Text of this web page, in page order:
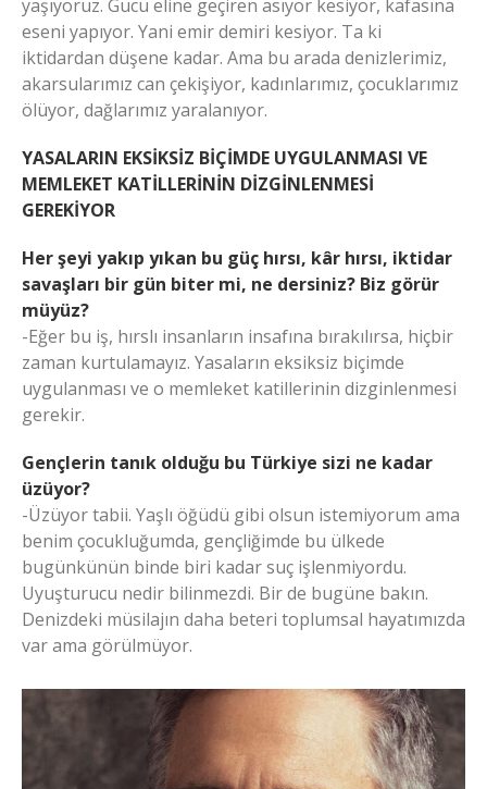
yaşıyoruz. Gücü eline geçiren asıyor kesiyor, kafasına
eseni yapıyor. Yani emir demiri kesiyor. Ta ki
iktidardan düşene kadar. Ama bu arada denizlerimiz,
akarsularımız can çekişiyor, kadınlarımız, çocuklarımız
ölüyor, dağlarımız yaralanıyor.
YASALARIN EKSİKSİZ BİÇİMDE UYGULANMASI VE
MEMLEKET KATİLLERİNİN DİZGİNLENMESİ
GEREKİYOR
Her şeyi yakıp yıkan bu güç hırsı, kâr hırsı, iktidar
savaşları bir gün biter mi, ne dersiniz? Biz görür
müyüz?
-Eğer bu iş, hırslı insanların insafına bırakılırsa, hiçbir
zaman kurtulamayız. Yasaların eksiksiz biçimde
uygulanması ve o memleket katillerinin dizginlenmesi
gerekir.
Gençlerin tanık olduğu bu Türkiye sizi ne kadar
üzüyor?
-Üzüyor tabii. Yaşlı öğüdü gibi olsun istemiyorum ama
benim çocukluğumda, gençliğimde bu ülkede
bugünkünün binde biri kadar suç işlenmiyordu.
Uyuşturucu nedir bilinmezdi. Bir de bugüne bakın.
Denizdeki müsilajın daha beteri toplumsal hayatımızda
var ama görülmüyor.